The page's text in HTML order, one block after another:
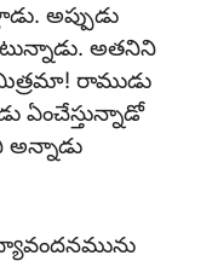
అప్పుడు
అతనిని
రాముడు
ఏంచేస్తున్నాడో
అన్నాడు